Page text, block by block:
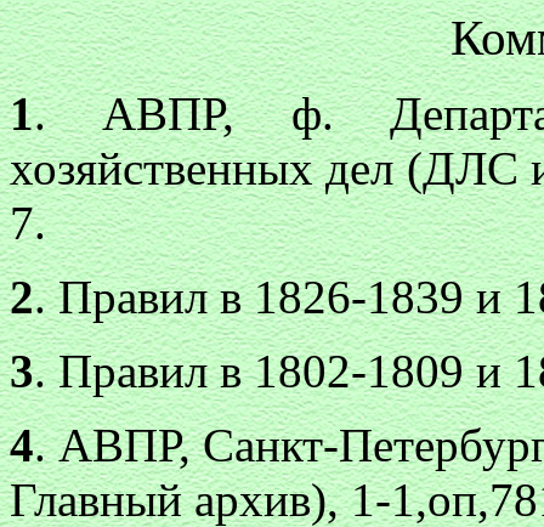
1. АВПР, ф.
хозяйственных дел
7.
2. Правил в 1826-1839 и
3. Правил в 1802-1809 и
4. АВПР, Санкт-
Главный архив), 1-